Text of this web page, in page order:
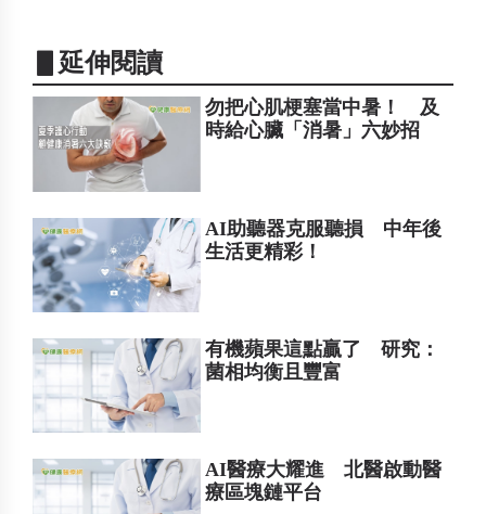
▋延伸閱讀
勿把心肌梗塞當中暑！ 及
時給心臟「消暑」六妙招
AI助聽器克服聽損 中年後
生活更精彩！
有機蘋果這點贏了 研究：
菌相均衡且豐富
AI醫療大耀進 北醫啟動醫
療區塊鏈平台